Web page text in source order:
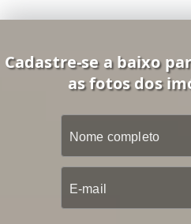
Cadastre-se a baixo
as fotos dos